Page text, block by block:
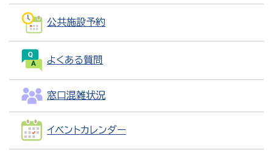
公共施設予約
よくある質問
窓口混雑状況
イベントカレンダー